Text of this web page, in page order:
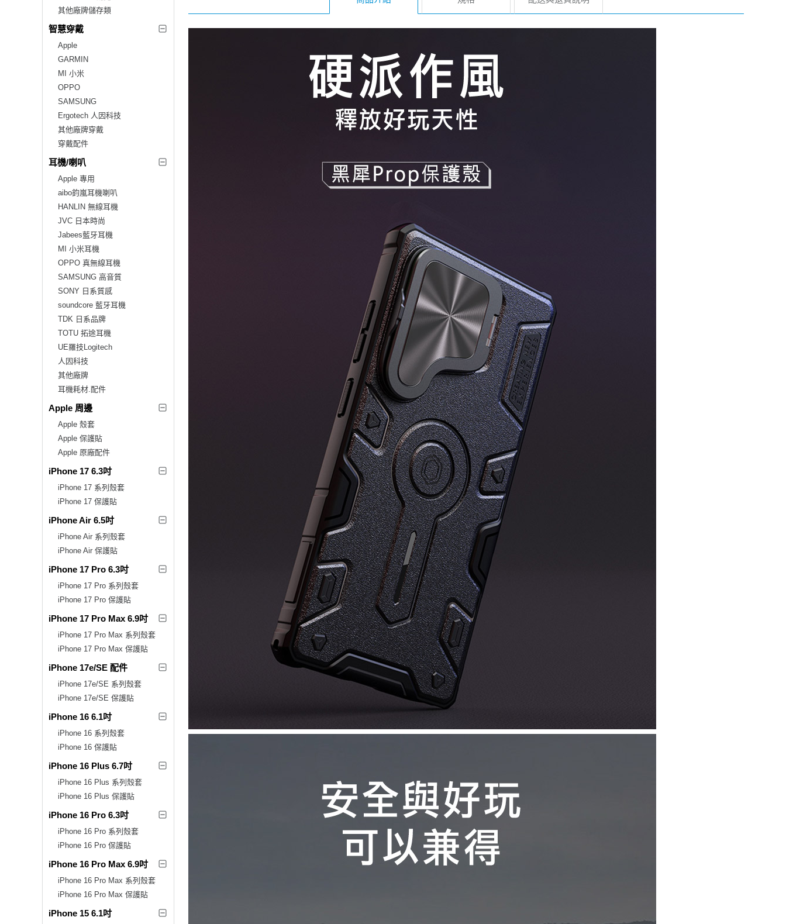
其他廠牌儲存類
智慧穿戴
Apple
GARMIN
MI 小米
OPPO
SAMSUNG
Ergotech 人因科技
其他廠牌穿戴
穿戴配件
耳機/喇叭
Apple 專用
aibo鈞嵐耳機喇叭
HANLIN 無線耳機
JVC 日本時尚
Jabees藍牙耳機
MI 小米耳機
OPPO 真無線耳機
SAMSUNG 高音質
SONY 日系質感
soundcore 藍牙耳機
TDK 日系品牌
TOTU 拓途耳機
UE羅技Logitech
人因科技
其他廠牌
耳機耗材.配件
Apple 周邊
Apple 殼套
Apple 保護貼
Apple 原廠配件
iPhone 17 6.3吋
iPhone 17 系列殼套
iPhone 17 保護貼
iPhone Air 6.5吋
iPhone Air 系列殼套
iPhone Air 保護貼
iPhone 17 Pro 6.3吋
iPhone 17 Pro 系列殼套
iPhone 17 Pro 保護貼
iPhone 17 Pro Max 6.9吋
iPhone 17 Pro Max 系列殼套
iPhone 17 Pro Max 保護貼
iPhone 17e/SE 配件
iPhone 17e/SE 系列殼套
iPhone 17e/SE 保護貼
iPhone 16 6.1吋
iPhone 16 系列殼套
iPhone 16 保護貼
iPhone 16 Plus 6.7吋
iPhone 16 Plus 系列殼套
iPhone 16 Plus 保護貼
iPhone 16 Pro 6.3吋
iPhone 16 Pro 系列殼套
iPhone 16 Pro 保護貼
iPhone 16 Pro Max 6.9吋
iPhone 16 Pro Max 系列殼套
iPhone 16 Pro Max 保護貼
iPhone 15 6.1吋